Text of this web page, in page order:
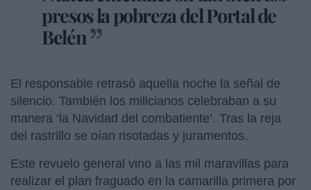
presos la pobreza del Portal de
Belén
El responsable retrasó aquella noche la señal de
silencio. También los milicianos celebraban a su
manera ‘la Navidad del combatiente’. Tras la reja
del rastrillo se oían risotadas y juramentos.
Este revuelo general vino a las mil maravillas para
realizar el plan fraguado en la camarilla primera por